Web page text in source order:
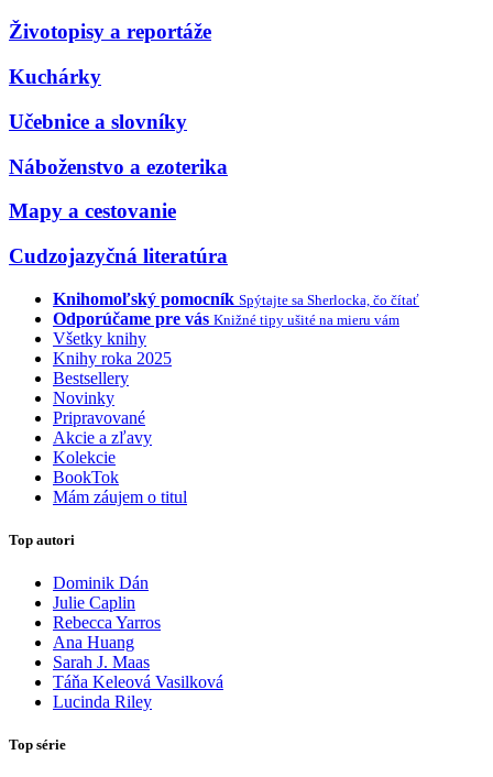
Životopisy a reportáže
Kuchárky
Učebnice a slovníky
Náboženstvo a ezoterika
Mapy a cestovanie
Cudzojazyčná literatúra
Knihomoľský pomocník Spýtajte sa Sherlocka, čo čítať
Odporúčame pre vás Knižné tipy ušité na mieru vám
Všetky knihy
Knihy roka 2025
Bestsellery
Novinky
Pripravované
Akcie a zľavy
Kolekcie
BookTok
Mám záujem o titul
Top autori
Dominik Dán
Julie Caplin
Rebecca Yarros
Ana Huang
Sarah J. Maas
Táňa Keleová Vasilková
Lucinda Riley
Top série